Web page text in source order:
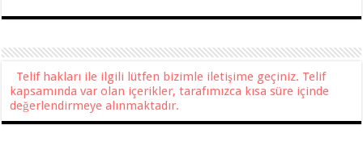
Telif hakları ile ilgili lütfen bizimle iletişime geçiniz. Telif
kapsamında var olan içerikler, tarafımızca kısa süre içinde
değerlendirmeye alınmaktadır.